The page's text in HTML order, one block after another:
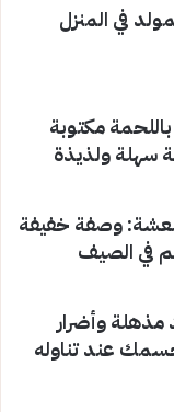
في المنزل
مكتوبة
سهلة ولذيذة
وصفة خفيفة
في الصيف
مذهلة وأضرار
عند تناوله